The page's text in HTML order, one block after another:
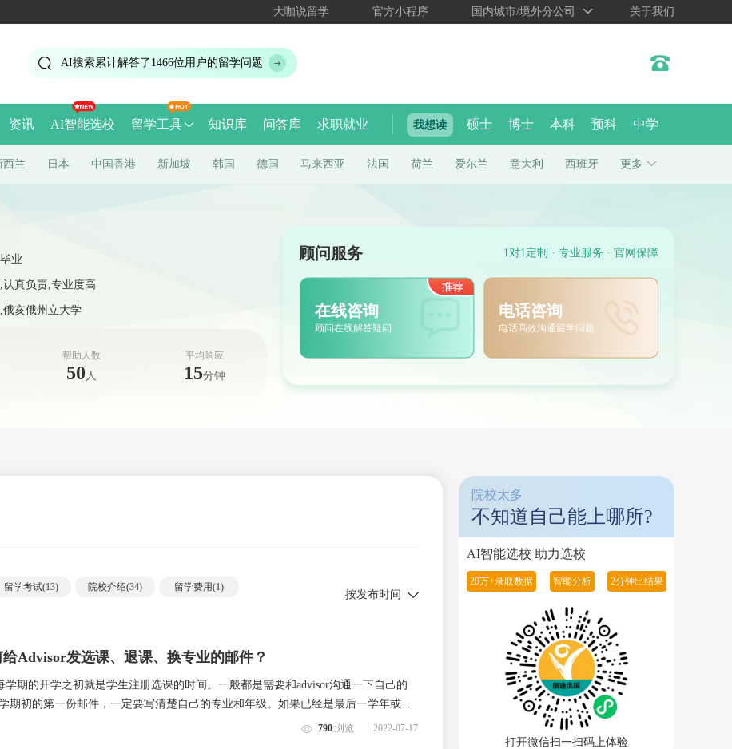
大咖说留学 官方小程序 国内城市/境外分公司 关于我们
AI搜索累计解答了 1466位用户的留学问题
资讯 AI智能选校 留学工具 知识库 问答库 求职就业 我想读 硕士 博士 本科 预科 中学
西兰 日本 中国香港 新加坡 韩国 德国 马来西亚 法国 荷兰 爱尔兰 意大利 西班牙 更多
业
认真负责,专业度高
俄亥俄州立大学
帮助人数
50 人
平均响应
15分钟
顾问服务 1对1定制 · 专业服务 · 官网保障
在线咨询
顾问在线解答疑问
电话咨询
电话高效沟通留学问题
留学考试(13) 院校介绍(34) 留学费用(1)
按发布时间
Advisor发选课、退课、换专业的邮件？
学期的开学之初就是学生注册选课的时间。一般都是需要和advisor沟通一下自己的
期初的第一份邮件，一定要写清楚自己的专业和年级。如果已经是最后一学年或...
790 浏览 2022-07-17
院校太多
不知道自己能上哪所?
AI智能选校 助力选校
20万+录取数据 智能分析 2分钟出结果
打开微信扫一扫码上体验